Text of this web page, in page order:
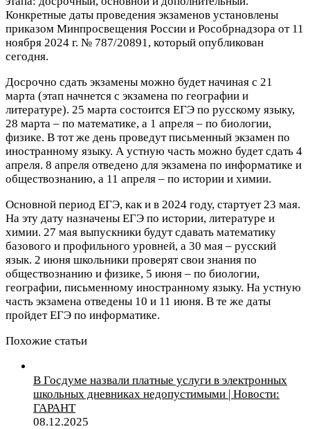
Конкретные даты проведения экзаменов установлены
приказом Минпросвещения России и Рособрнадзора от 11
ноября 2024 г. № 787/20891, который опубликован
сегодня.
Досрочно сдать экзамены можно будет начиная с 21
марта (этап начнется с экзамена по географии и
литературе). 25 марта состоится ЕГЭ по русскому языку,
28 марта – по математике, а 1 апреля – по биологии,
физике. В тот же день проведут письменный экзамен по
иностранному языку. А устную часть можно будет сдать 4
апреля. 8 апреля отведено для экзамена по информатике и
обществознанию, а 11 апреля – по истории и химии.
Основной период ЕГЭ, как и в 2024 году, стартует 23 мая.
На эту дату назначены ЕГЭ по истории, литературе и
химии. 27 мая выпускники будут сдавать математику
базового и профильного уровней, а 30 мая – русский
язык. 2 июня школьники проверят свои знания по
обществознанию и физике, 5 июня – по биологии,
географии, письменному иностранному языку. На устную
часть экзамена отведены 10 и 11 июня. В те же даты
пройдет ЕГЭ по информатике.
Похожие статьи
В Госдуме назвали платные услуги в электронных
школьных дневниках недопустимыми | Новости:
ГАРАНТ
08.12.2025